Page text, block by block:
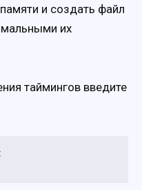
и создать файл
их
таймингов введите